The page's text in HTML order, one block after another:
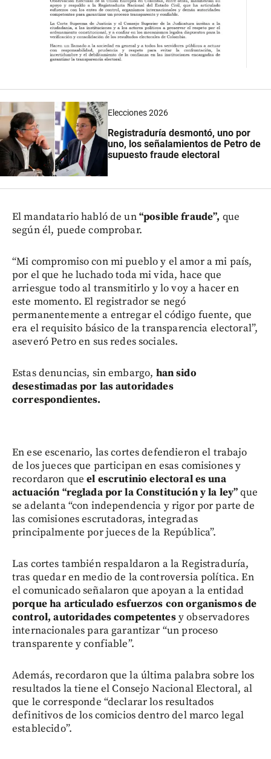
Elecciones 2026
Registraduría desmontó, uno por
uno, los señalamientos de Petro de
supuesto fraude electoral
El mandatario habló de un“posible fraude”, que
según él, puede comprobar.
“Mi compromiso con mi pueblo y el amor a mi país,
por el que he luchado toda mi vida, hace que
arriesgue todo al transmitirlo y lo voy a hacer en
este momento. El registrador se negó
permanentemente a entregar el código fuente, que
era el requisito básico de la transparencia electoral”,
aseveró Petro en sus redes sociales.
Estas denuncias, sin embargo, han sido
desestimadas por las autoridades
correspondientes.
En ese escenario, las cortes defendieron el trabajo
de los jueces que participan en esas comisiones y
recordaron queel escrutinio electoral es una
actuación “reglada por la Constitución y la ley”que
se adelanta “con independencia y rigor por parte de
las comisiones escrutadoras, integradas
principalmente por jueces de la República”.
Las cortes también respaldaron a la Registraduría,
tras quedar en medio de la controversia política. En
el comunicado señalaron que apoyan a la entidad
porque ha articulado esfuerzos con organismos de
control, autoridades competentesy observadores
internacionales para garantizar “un proceso
transparente y confiable”.
Además, recordaron que la última palabra sobre los
resultados la tiene el Consejo Nacional Electoral, al
que le corresponde “declarar los resultados
definitivos de los comicios dentro del marco legal
establecido”.